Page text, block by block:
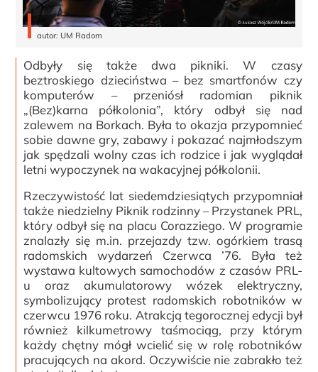
autor: UM Radom
Odbyły się także dwa pikniki. W czasy
beztroskiego dzieciństwa – bez smartfonów czy
komputerów – przeniósł radomian piknik
„(Bez)karna półkolonia”, który odbył się nad
zalewem na Borkach. Była to okazja przypomnieć
sobie dawne gry, zabawy i pokazać najmłodszym
jak spędzali wolny czas ich rodzice i jak wyglądał
letni wypoczynek na wakacyjnej półkolonii.
Rzeczywistość lat siedemdziesiątych przypomniał
także niedzielny Piknik rodzinny – Przystanek PRL,
który odbył się na placu Corazziego. W programie
znalazły się m.in. przejazdy tzw. ogórkiem trasą
radomskich wydarzeń Czerwca ’76. Była też
wystawa kultowych samochodów z czasów PRL-
u oraz akumulatorowy wózek elektryczny,
symbolizujący protest radomskich robotników w
czerwcu 1976 roku. Atrakcją tegorocznej edycji był
również kilkumetrowy taśmociąg, przy którym
każdy chętny mógł wcielić się w rolę robotników
pracujących na akord. Oczywiście nie zabrakło też